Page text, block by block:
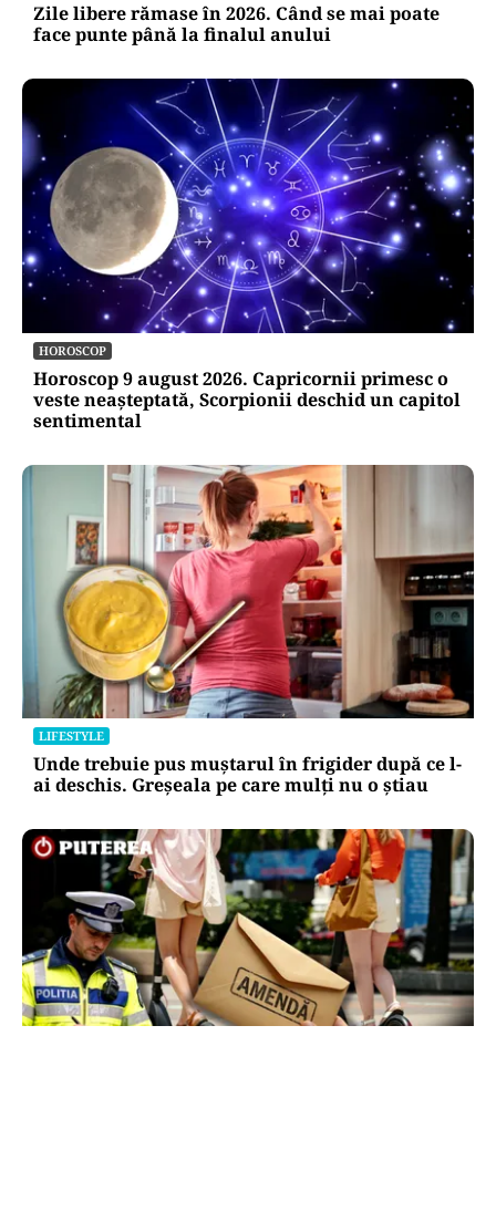
Zile libere rămase în 2026. Când se mai poate
face punte până la finalul anului
HOROSCOP
Horoscop 9 august 2026. Capricornii primesc o
veste neașteptată, Scorpionii deschid un capitol
sentimental
LIFESTYLE
Unde trebuie pus muștarul în frigider după ce l-
ai deschis. Greșeala pe care mulți nu o știau